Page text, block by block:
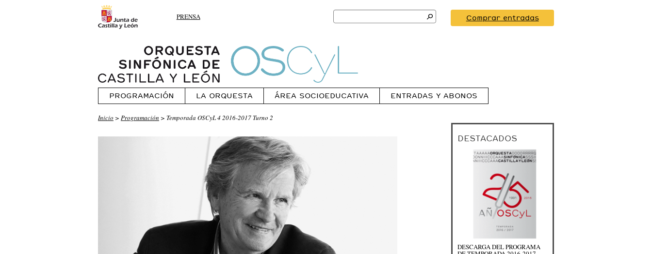
PRENSA
Search
for:
Comprar entradas
PROGRAMACIÓN LA ORQUESTA ÁREA SOCIOEDUCATIVA ENTRADAS Y ABONOS
Inicio > Programación > Temporada OSCyL 4 2016-2017 Turno 2
DESTACADOS
DESCARGA DEL PROGRAMA